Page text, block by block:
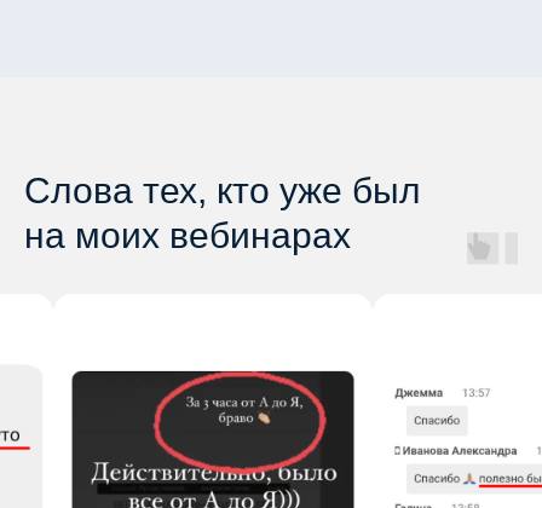
Слова тех, кто уже был
на моих вебинарах